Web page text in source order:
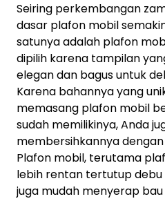
Seiring perkembangan
dasar plafon mobil
satunya adalah plafon
dipilih karena tampilan
elegan dan bagus untuk
Karena bahannya yang
memasang plafon mobil
sudah memilikinya, Anda
membersihkannya
Plafon mobil, terutama
lebih rentan tertutup debu
juga mudah menyerap